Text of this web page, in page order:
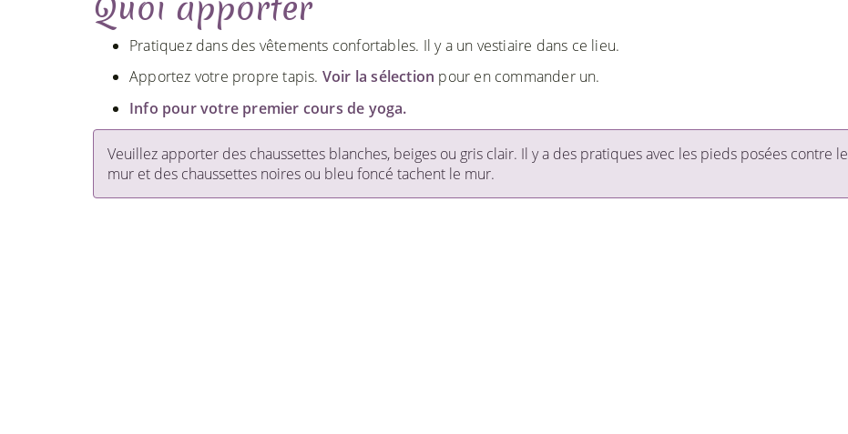
Pratiquez dans des vêtements confortables. Il y a un vestiaire dans ce lieu.
Apportez votre propre tapis. Voir la sélection pour en commander un.
Info pour votre premier cours de yoga.
Veuillez apporter des chaussettes blanches, beiges ou gris clair. Il y a des pratiques avec les pieds posées contre le
mur et des chaussettes noires ou bleu foncé tachent le mur.